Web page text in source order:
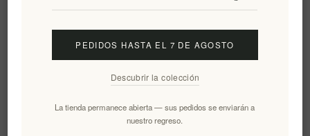
Suscribirse Desuscribirse
PEDIDOS HASTA EL 7 DE AGOSTO
Descubrir la colección
La tienda permanece abierta — sus pedidos se enviarán a
nuestro regreso.